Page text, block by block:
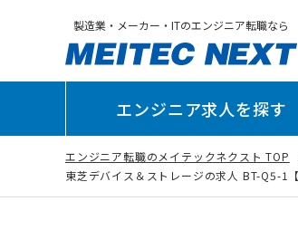
製造業・メーカー・ITのエンジニア転職なら
エンジニア求人を探す
エンジニア転職のメイテックネクスト TOP
東芝デバイス＆ストレージの求人 BT-Q5-1